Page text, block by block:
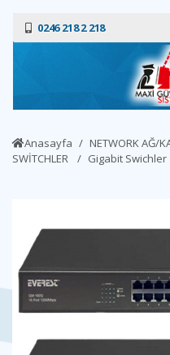
0246 218 2 218
Anasayfa
NETWORK AĞ/
SWİTCHLER
Gigabit Swichler